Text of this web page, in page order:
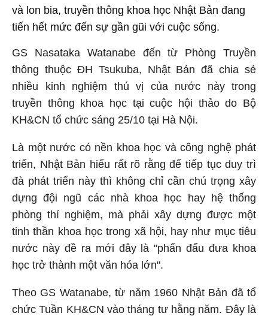
và lon bia, truyền thông khoa học Nhật Bản đang
tiến hết mức đến sự gần gũi với cuộc sống.
GS Nasataka Watanabe đến từ Phòng Truyền
thông thuộc ĐH Tsukuba, Nhật Bản đã chia sẻ
nhiều kinh nghiệm thú vị của nước này trong
truyền thông khoa học tại cuộc hội thảo do Bộ
KH&CN tổ chức sáng 25/10 tại Hà Nội.
Là một nước có nền khoa học và công nghệ phát
triển, Nhật Bản hiểu rất rõ rằng để tiếp tục duy trì
đà phát triển này thì không chỉ cần chú trọng xây
dựng đội ngũ các nhà khoa học hay hệ thống
phòng thí nghiệm, mà phải xây dựng được một
tinh thần khoa học trong xã hội, hay như mục tiêu
nước này đề ra mới đây là "phấn đấu đưa khoa
học trở thành một văn hóa lớn".
Theo GS Watanabe, từ năm 1960 Nhật Bản đã tổ
chức Tuần KH&CN vào tháng tư hằng năm. Đây là